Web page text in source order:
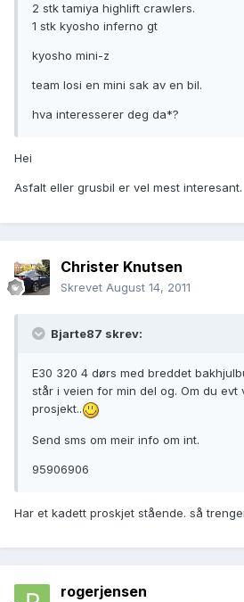
2 stk tamiya highlift crawlers.
1 stk kyosho inferno gt
kyosho mini-z
team losi en mini sak av en bil.
hva interesserer deg da*?
Hei
Asfalt eller grusbil er vel mest interesant.
Christer Knutsen
Skrevet August 14, 2011
Bjarte87 skrev:
E30 320 4 dørs med breddet
står i veien for min del og. Om du evt
prosjekt..
Send sms om meir info om int.
95906906
Har et kadett proskjet stående. så
rogerjensen